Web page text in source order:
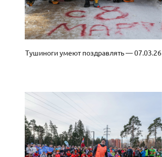
Тушиноги умеют поздравлять — 07.03.26